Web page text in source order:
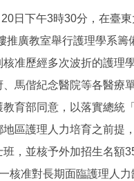
日下午3時30分，在臺
推廣教室舉行護理學系籌
准歷經多次波折的護理
、馬偕紀念醫院等各醫療
育部同意，以落實總統
區護理人力培育之前提
，並核予外加招生名額
核准對長期面臨護理人